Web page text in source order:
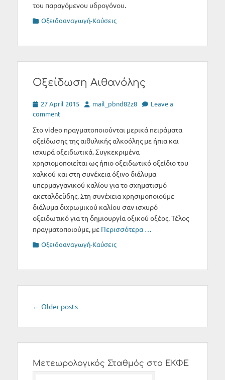
του παραγόμενου υδρογόνου.
Categories
Οξειδοαναγωγή-Καύσεις
Οξείδωση Αιθανόλης
Posted
on
27 April 2015 Author
mail_pbnd82z8
Leave a
comment
Στο video πραγματοποιούνται μερικά πειράματα
οξείδωσης της αιθυλικής αλκοόλης με ήπια και
ισχυρά οξειδωτικά. Συγκεκριμένα
χρησιομοποιείται ως ήπιο οξειδωτικό οξείδιο του
χαλκού και στη συνέχεια όξινο διάλυμα
υπερμαγγανικού καλίου για το σχηματισμό
ακεταλδεϋδης. Στη συνέχεια χρησιμοποιούμε
διάλυμα διχρωμικού καλίου σαν ισχυρό
οξειδωτικό για τη δημιουργία οξικού οξέος. Τέλος
πραγματοποιούμε, με Περισσότερα …
Categories
Οξειδοαναγωγή-Καύσεις
Post
← Older posts
Μετεωρολογικός Σταθμός στο ΕΚΦΕ